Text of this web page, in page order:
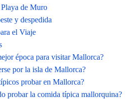
de Muro
y despedida
el Viaje
época para visitar Mallorca?
por la isla de Mallorca?
probar en Mallorca?
probar la comida típica mallorquina?